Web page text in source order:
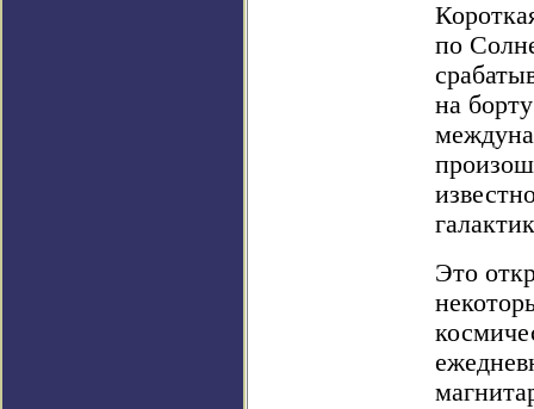
по
на
Это